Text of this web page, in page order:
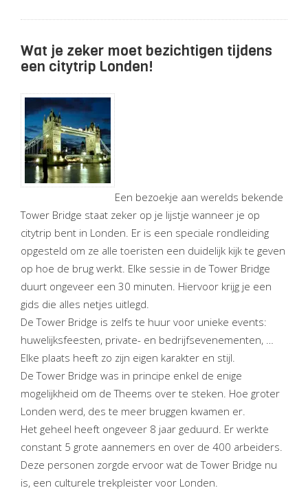
Wat je zeker moet bezichtigen tijdens
een citytrip Londen!
Een bezoekje aan werelds bekende
Tower Bridge staat zeker op je lijstje wanneer je op
citytrip bent in Londen. Er is een speciale rondleiding
opgesteld om ze alle toeristen een duidelijk kijk te geven
op hoe de brug werkt. Elke sessie in de Tower Bridge
duurt ongeveer een 30 minuten. Hiervoor krijg je een
gids die alles netjes uitlegd.
De Tower Bridge is zelfs te huur voor unieke events:
huwelijksfeesten, private- en bedrijfsevenementen, …
Elke plaats heeft zo zijn eigen karakter en stijl.
De Tower Bridge was in principe enkel de enige
mogelijkheid om de Theems over te steken. Hoe groter
Londen werd, des te meer bruggen kwamen er.
Het geheel heeft ongeveer 8 jaar geduurd. Er werkte
constant 5 grote aannemers en over de 400 arbeiders.
Deze personen zorgde ervoor wat de Tower Bridge nu
is, een culturele trekpleister voor Londen.